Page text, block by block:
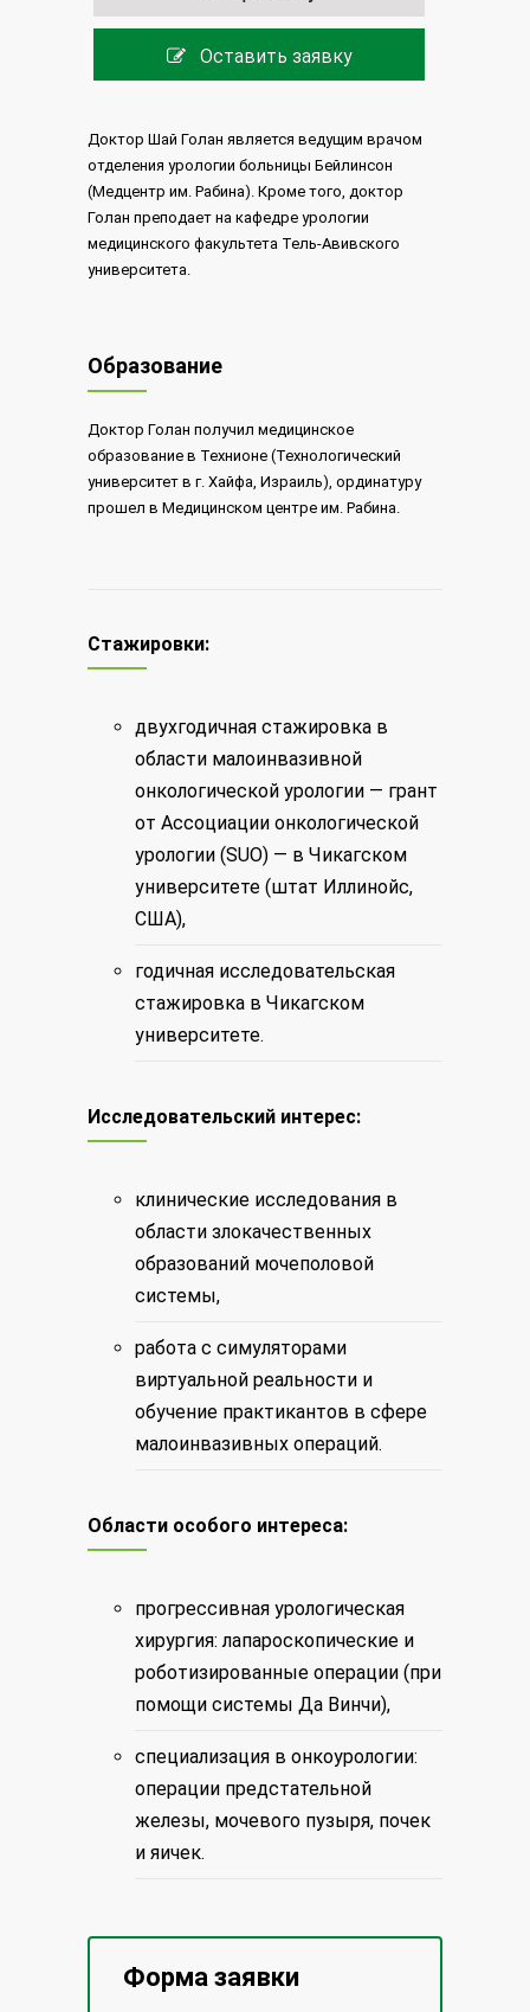
Оставить заявку
Доктор Шай Голан является ведущим врачом
отделения урологии больницы Бейлинсон
(Медцентр им. Рабина). Кроме того, доктор
Голан преподает на кафедре урологии
медицинского факультета Тель-Авивского
университета.
Образование
Доктор Голан получил медицинское
образование в Технионе (Технологический
университет в г. Хайфа, Израиль), ординатуру
прошел в Медицинском центре им. Рабина.
Стажировки:
двухгодичная стажировка в
области малоинвазивной
онкологической урологии — грант
от Ассоциации онкологической
урологии (SUO) — в Чикагском
университете (штат Иллинойс,
США),
годичная исследовательская
стажировка в Чикагском
университете.
Исследовательский интерес:
клинические исследования в
области злокачественных
образований мочеполовой
системы,
работа с симуляторами
виртуальной реальности и
обучение практикантов в сфере
малоинвазивных операций.
Области особого интереса:
прогрессивная урологическая
хирургия: лапароскопические и
роботизированные операции (при
помощи системы Да Винчи),
специализация в онкоурологии:
операции предстательной
железы, мочевого пузыря, почек
и яичек.
Форма заявки